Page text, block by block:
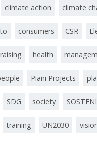
climate action climate
consumers CSR
health
Piani Projects
SDG society
training UN2030